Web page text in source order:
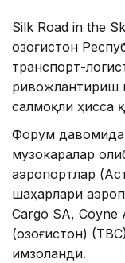
Silk Road in the
Қозоғистон
транспорт-
ривожлантириш
салмоқли ҳисса
Форум давомида
музокаралар
аэропортлар
шаҳарлари
Cargo SA, Coyne
(Қозоғистон)
имзоланди.